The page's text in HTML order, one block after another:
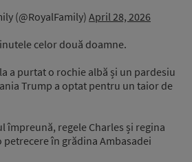
(@RoyalFamily) April 28, 2026
celor două doamne.
a purtat o rochie albă și un pardesiu
Trump a optat pentru un taior de
împreună, regele Charles și regina
petrecere în grădina Ambasadei